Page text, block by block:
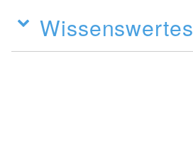
Wissenswertes